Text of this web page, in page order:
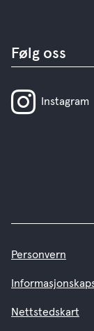
Følg oss
Instagram
Personvern
Nettstedskart